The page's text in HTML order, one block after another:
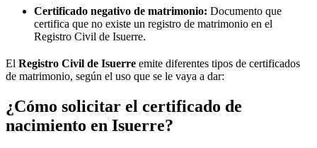
Certificado negativo de matrimonio: Documento que
certifica que no existe un registro de matrimonio en el
Registro Civil de Isuerre.
El Registro Civil de Isuerre emite diferentes tipos de certificados
de matrimonio, según el uso que se le vaya a dar:
¿Cómo solicitar el certificado de
nacimiento en Isuerre?